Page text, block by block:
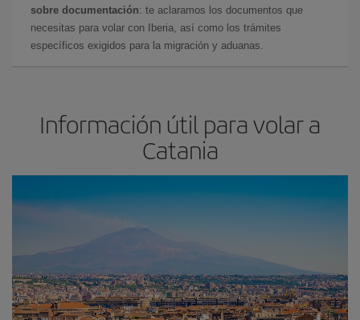
sobre documentación: te aclaramos los documentos que
necesitas para volar con Iberia, así como los trámites
específicos exigidos para la migración y aduanas.
Información útil para volar a
Catania